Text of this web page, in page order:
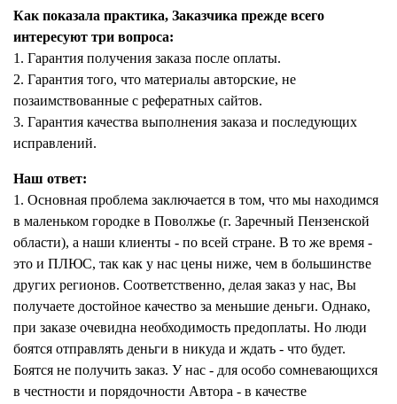
Как показала практика, Заказчика прежде всего
интересуют три вопроса:
1. Гарантия получения заказа после оплаты.
2. Гарантия того, что материалы авторские, не
позаимствованные с рефератных сайтов.
3. Гарантия качества выполнения заказа и последующих
исправлений.
Наш ответ:
1. Основная проблема заключается в том, что мы находимся
в маленьком городке в Поволжье (г. Заречный Пензенской
области), а наши клиенты - по всей стране. В то же время -
это и ПЛЮС, так как у нас цены ниже, чем в большинстве
других регионов. Соответственно, делая заказ у нас, Вы
получаете достойное качество за меньшие деньги. Однако,
при заказе очевидна необходимость предоплаты. Но люди
боятся отправлять деньги в никуда и ждать - что будет.
Боятся не получить заказ. У нас - для особо сомневающихся
в честности и порядочности Автора - в качестве